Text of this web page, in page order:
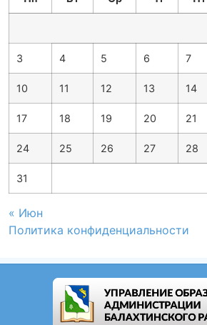
3 4 5 6 7
10 11 12 13 14
17 18 19 20 21
24 25 26 27 28
31
« Июн
Политика конфиденциальности